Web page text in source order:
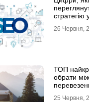
стратегію
26 Червня,
ТОП
обрати
25 Червня,